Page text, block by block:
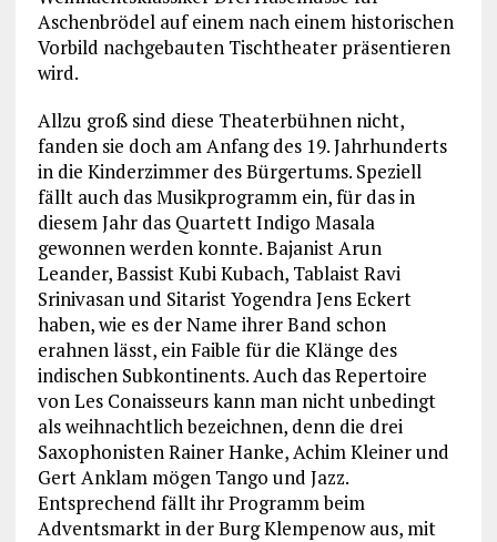
Aschenbrödel auf einem nach einem historischen
Vorbild nachgebauten Tischtheater präsentieren
wird.
Allzu groß sind diese Theaterbühnen nicht,
fanden sie doch am Anfang des 19. Jahrhunderts
in die Kinderzimmer des Bürgertums. Speziell
fällt auch das Musikprogramm ein, für das in
diesem Jahr das Quartett Indigo Masala
gewonnen werden konnte. Bajanist Arun
Leander, Bassist Kubi Kubach, Tablaist Ravi
Srinivasan und Sitarist Yogendra Jens Eckert
haben, wie es der Name ihrer Band schon
erahnen lässt, ein Faible für die Klänge des
indischen Subkontinents. Auch das Repertoire
von Les Conaisseurs kann man nicht unbedingt
als weihnachtlich bezeichnen, denn die drei
Saxophonisten Rainer Hanke, Achim Kleiner und
Gert Anklam mögen Tango und Jazz.
Entsprechend fällt ihr Programm beim
Adventsmarkt in der Burg Klempenow aus, mit